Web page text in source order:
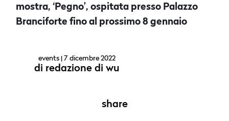
mostra, ‘Pegno’, ospitata presso Palazzo
Branciforte fino al prossimo 8 gennaio
events | 7 dicembre 2022
di redazione di wu
share